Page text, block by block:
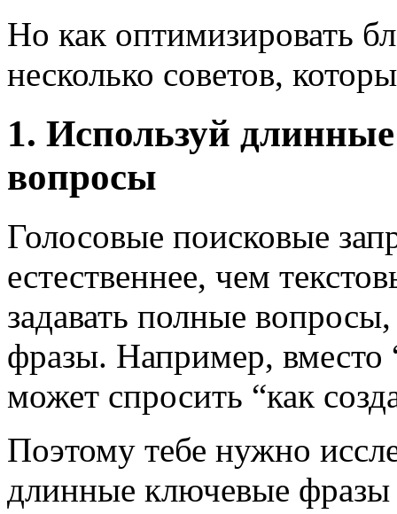
Но как оптимизировать
несколько советов,
1. Используй
вопросы
Голосовые поисковые
естественнее, чем
задавать полные
фразы. Например, вместо
может спросить “как
Поэтому тебе нужно
длинные ключевые